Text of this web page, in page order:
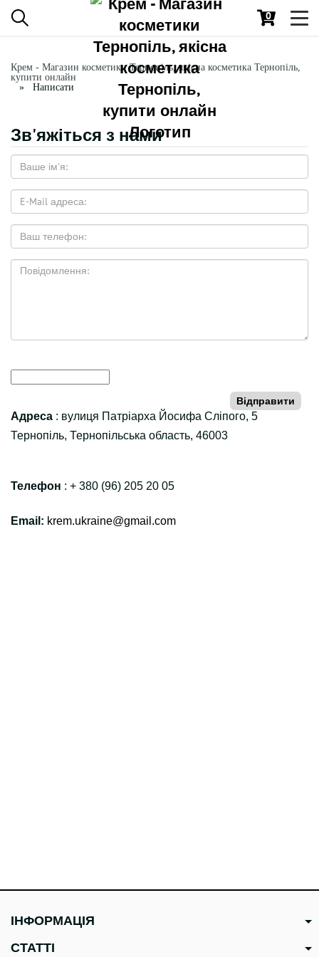
0
Крем - Магазин косметики Тернопіль, якісна косметика Тернопіль,
купити онлайн
Написати
Зв'яжіться з нами
Відправити
Адреса : вулиця Патріарха Йосифа Сліпого, 5
Тернопіль, Тернопільська область, 46003
Телефон : + 380 (96) 205 20 05
Email: krem.ukraine@gmail.com
ІНФОРМАЦІЯ
СТАТТІ